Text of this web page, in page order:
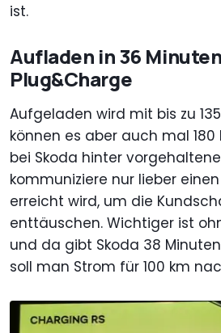
ist.
Aufladen in 36
Plug&Charge
Aufgeladen wird mit bis zu
können es aber auch mal 180
bei Skoda hinter
kommuniziere nur lieber
erreicht wird, um die
enttäuschen. Wichtiger ist
und da gibt Skoda 38
soll man Strom für 100 km